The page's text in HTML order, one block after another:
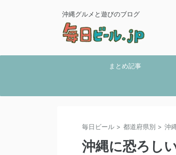
沖縄グルメと遊びのブログ
まとめ記事
毎日ビール > 都道府県別 > 沖
沖縄に恐ろし